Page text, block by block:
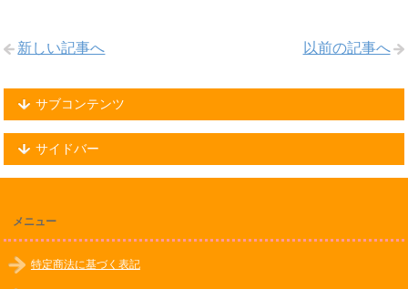
以前の記事へ
新しい記事へ
サブコンテンツ
サイドバー
メニュー
特定商法に基づく表記